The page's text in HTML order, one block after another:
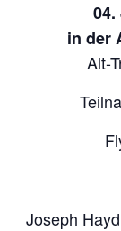
04.
in der
Alt-
Joseph